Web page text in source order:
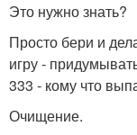
Это нужно знать?
Просто бери и
игру -
333 - кому что
Очищение.